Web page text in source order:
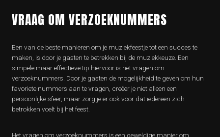
VRAAG OM VERZOEKNUMMERS
Een van de beste manieren om je muziekfeestje tot een succes te
maken, is door je gasten te betrekken bij de muziekkeuze. Een
simpele maar effectieve tip hiervoor is het vragen om
verzoeknummers. Door je gasten de mogelijkheid te geven om hun
favoriete nummers aan te vragen, creëer je niet alleen een
persoonlijke sfeer, maar zorg je er ook voor dat iedereen zich
betrokken voelt bij het feest.
Het vragen om verzoeknummers is een geweldige manier om